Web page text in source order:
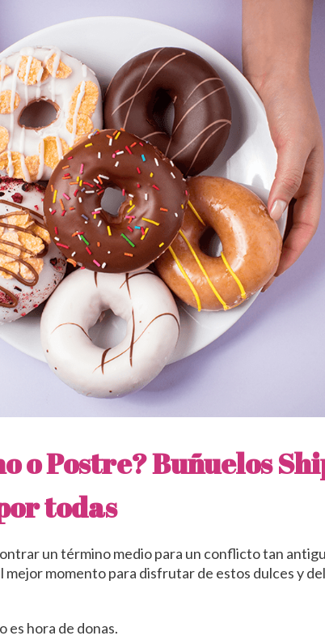
o Postre?Buñuelos
todas
un término medio para un conflicto tan
mejor momento para disfrutar de estos dulces y
es hora de donas.